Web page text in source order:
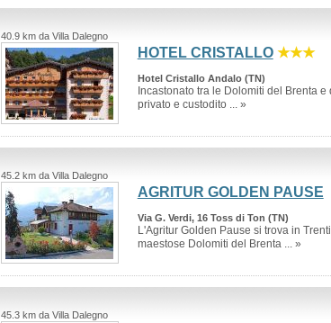
40.9 km da Villa Dalegno
HOTEL CRISTALLO ★★★
Hotel Cristallo Andalo (TN)
Incastonato tra le Dolomiti del Brenta
privato e custodito ... »
45.2 km da Villa Dalegno
AGRITUR GOLDEN PAUSE
Via G. Verdi, 16 Toss di Ton (TN)
L'Agritur Golden Pause si trova in
maestose Dolomiti del Brenta ... »
45.3 km da Villa Dalegno